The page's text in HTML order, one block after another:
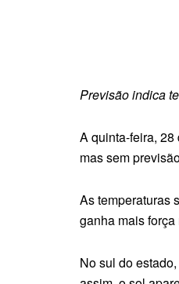
Previsão indica
A quinta-feira,
mas sem
As temperaturas
ganha mais
No sul do